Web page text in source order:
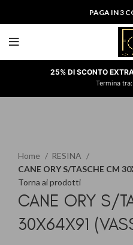
PAGA IN 3
25% DI SCONTO
Termina tra:
Home
RESINA
CANE ORY S/TASCHE CM
Torna ai prodotti
CANE ORY S/
30X64X91